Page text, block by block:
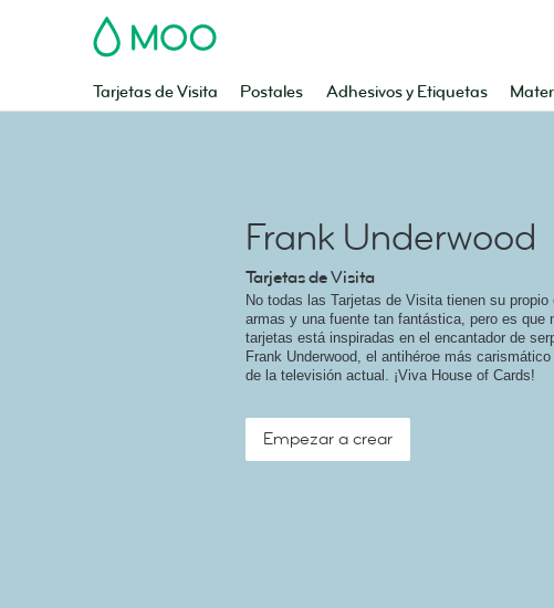
MOO
Tarjetas de Visita Postales Adhesivos y Etiquetas
Frank Underwood
Tarjetas de Visita
No todas las Tarjetas de Visita tienen su propio
armas y una fuente tan fantástica, pero es que
tarjetas está inspiradas en el encantador de
Frank Underwood, el antihéroe más
de la televisión actual. ¡Viva House of Cards!
Empezar a crear